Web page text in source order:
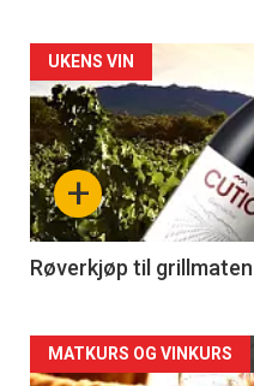
Forsiden
akkurat
nå
-
4
+
UKENS VIN
Røverkjøp til grillmaten
Forsiden
MATKURS OG VINKURS